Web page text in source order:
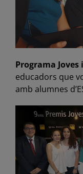
Programa Joves
educadors que
amb alumnes